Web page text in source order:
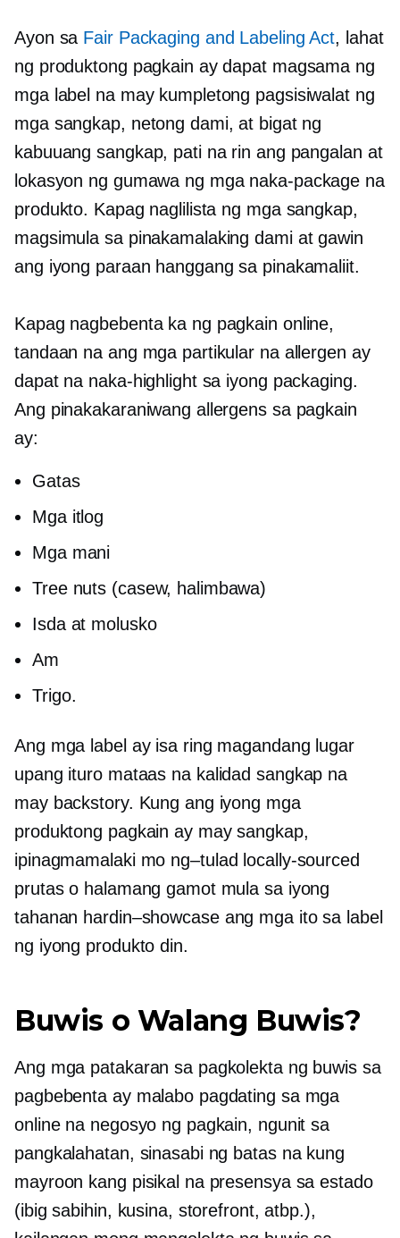
Ayon sa Fair Packaging and Labeling Act, lahat
ng produktong pagkain ay dapat magsama ng
mga label na may kumpletong pagsisiwalat ng
mga sangkap, netong dami, at bigat ng
kabuuang sangkap, pati na rin ang pangalan at
lokasyon ng gumawa ng mga naka-package na
produkto. Kapag naglilista ng mga sangkap,
magsimula sa pinakamalaking dami at gawin
ang iyong paraan hanggang sa pinakamaliit.
Kapag nagbebenta ka ng pagkain online,
tandaan na ang mga partikular na allergen ay
dapat na naka-highlight sa iyong packaging.
Ang pinakakaraniwang allergens sa pagkain
ay:
Gatas
Mga itlog
Mga mani
Tree nuts (casew, halimbawa)
Isda at molusko
Am
Trigo.
Ang mga label ay isa ring magandang lugar
upang ituro mataas na kalidad sangkap na
may backstory. Kung ang iyong mga
produktong pagkain ay may sangkap,
ipinagmamalaki mo ng–tulad locally-sourced
prutas o halamang gamot mula sa iyong
tahanan hardin–showcaseang mga ito sa label
ng iyong produkto din.
Buwis o Walang Buwis?
Ang mga patakaran sa pagkolekta ng buwis sa
pagbebenta ay malabo pagdating sa mga
online na negosyo ng pagkain, ngunit sa
pangkalahatan, sinasabi ng batas na kung
mayroon kang pisikal na presensya sa estado
(ibig sabihin, kusina, storefront, atbp.),